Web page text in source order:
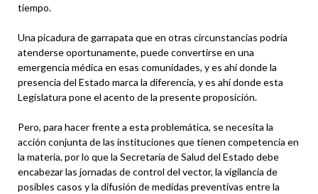
tiempo.
Una picadura de garrapata que en otras circunstancias podría
atenderse oportunamente, puede convertirse en una
emergencia médica en esas comunidades, y es ahí donde la
presencia del Estado marca la diferencia, y es ahí donde esta
Legislatura pone el acento de la presente proposición.
Pero, para hacer frente a esta problemática, se necesita la
acción conjunta de las instituciones que tienen competencia en
la materia, por lo que la Secretaría de Salud del Estado debe
encabezar las jornadas de control del vector, la vigilancia de
posibles casos y la difusión de medidas preventivas entre la